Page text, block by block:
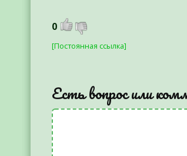
0
[Постоянная ссылка]
Есть вопрос или